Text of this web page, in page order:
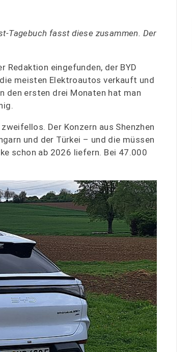
Tagebuch fasst diese zusammen. Der
Redaktion eingefunden, der BYD
meisten Elektroautos verkauft und
den ersten drei Monaten hat man
Der Konzern aus Shenzhen
und der Türkei – und die müssen
schon ab 2026 liefern. Bei 47.000